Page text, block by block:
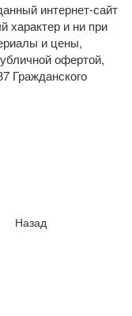
интернет-сайт
характер и ни при
и цены,
офертой,
Гражданского
Назад